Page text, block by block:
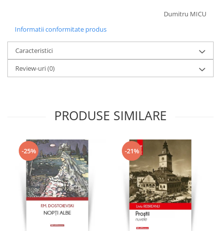
Dumitru MICU
Informatii conformitate produs
Caracteristici
Review-uri(0)
PRODUSE SIMILARE
-25% -21%